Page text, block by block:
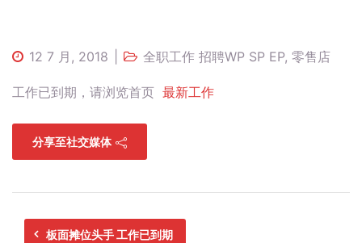
12 7 月, 2018 全职工作 招聘WP SP EP, 零售店
工作已到期，请浏览首页 最新工作
分享至社交媒体
板面摊位头手 工作已到期